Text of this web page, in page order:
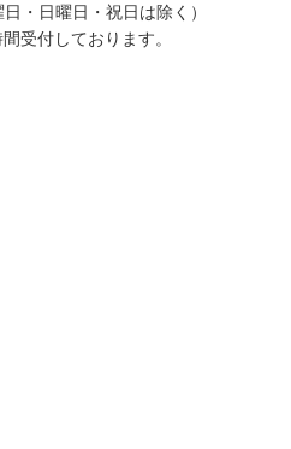
・日曜日・祝日は除く）
受付しております。